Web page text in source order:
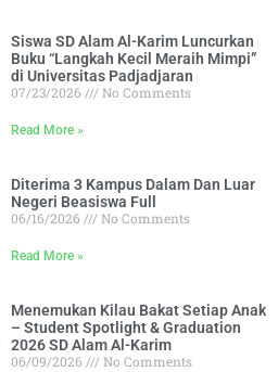
Siswa SD Alam Al-Karim Luncurkan
Buku “Langkah Kecil Meraih Mimpi”
di Universitas Padjadjaran
07/23/2026
No Comments
Read More »
Diterima 3 Kampus Dalam Dan Luar
Negeri Beasiswa Full
06/16/2026
No Comments
Read More »
Menemukan Kilau Bakat Setiap Anak
– Student Spotlight & Graduation
2026 SD Alam Al-Karim
06/09/2026
No Comments